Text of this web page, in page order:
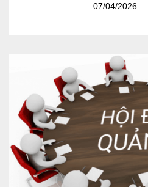
07/04/2026